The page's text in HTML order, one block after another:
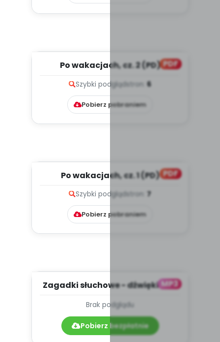
PDF
Po wakacjach, cz. 2 (PD)
Szybki podglądstron: 6
Pobierz pobraniem
PDF
Po wakacjach, cz. 1 (PD)
Szybki podglądstron: 7
Pobierz pobraniem
MP3
Zagadki słuchowe - dźwięki (PD,
Brak podglądu
Pobierz bezpłatnie